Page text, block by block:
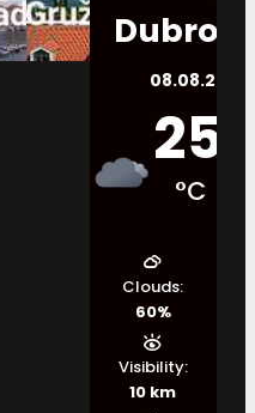
08.08.2026.
25
°C
Clouds:
60%
Visibility:
10 km